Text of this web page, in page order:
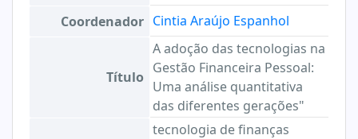
Coordenador Cintia Araújo Espanhol
Título
A adoção das tecnologias na
Gestão Financeira Pessoal:
Uma análise quantitativa
das diferentes gerações"
tecnologia de finanças